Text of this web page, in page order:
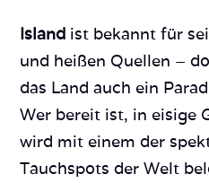
Island ist bekannt für
und heißen Quellen –
das Land auch ein
Wer bereit ist, in eisige
wird mit einem der
Tauchspots der Welt